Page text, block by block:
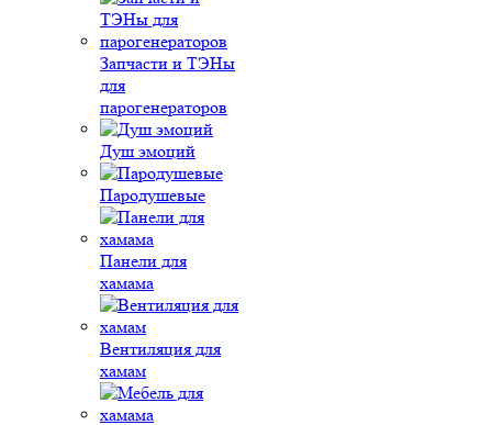
Запчасти и ТЭНы
для
парогенераторов
Душ эмоций
Пародушевые
Панели для
хамама
Вентиляция для
хамам